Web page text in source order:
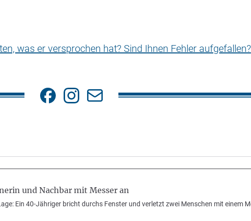
was er versprochen hat? Sind Ihnen Fehler aufgefallen?
und Nachbar mit Messer an
Ein 40-Jähriger bricht durchs Fenster und verletzt zwei Menschen mit einem